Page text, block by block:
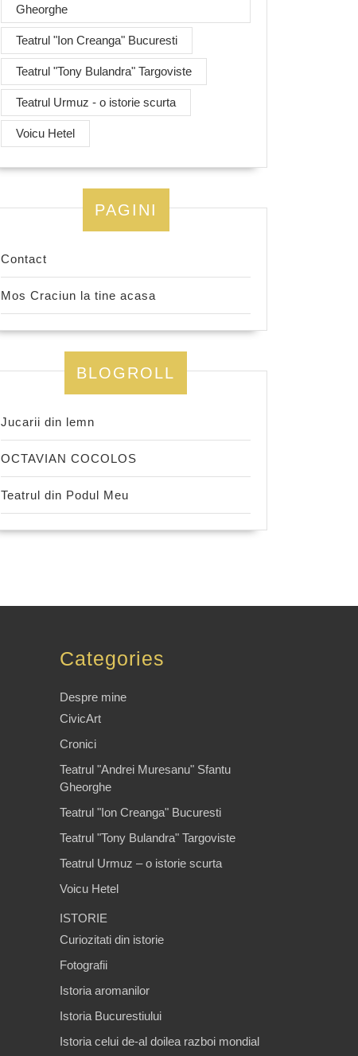
Gheorghe
Teatrul "Ion Creanga" Bucuresti
Teatrul "Tony Bulandra" Targoviste
Teatrul Urmuz - o istorie scurta
Voicu Hetel
PAGINI
Contact
Mos Craciun la tine acasa
BLOGROLL
Jucarii din lemn
OCTAVIAN COCOLOS
Teatrul din Podul Meu
Categories
Despre mine
CivicArt
Cronici
Teatrul "Andrei Muresanu" Sfantu
Gheorghe
Teatrul "Ion Creanga" Bucuresti
Teatrul "Tony Bulandra" Targoviste
Teatrul Urmuz – o istorie scurta
Voicu Hetel
ISTORIE
Curiozitati din istorie
Fotografii
Istoria aromanilor
Istoria Bucurestiului
Istoria celui de-al doilea razboi mondial